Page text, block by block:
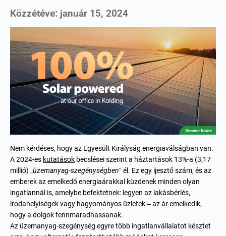
Közzétéve: január 15, 2024
Nem kérdéses, hogy az Egyesült Királyság energiaválságban van.
A 2024-es kutatások becslései szerint a háztartások 13%-a (3,17
millió) „ üzemanyag-szegénységben” él. Ez egy ijesztő szám, és az
emberek az emelkedő energiaárakkal küzdenek minden olyan
ingatlannál is, amelybe befektetnek: legyen az lakásbérlés,
irodahelyiségek vagy hagyományos üzletek – az ár emelkedik,
hogy a dolgok fennmaradhassanak.
Az üzemanyag-szegénység egyre több ingatlanvállalatot késztet